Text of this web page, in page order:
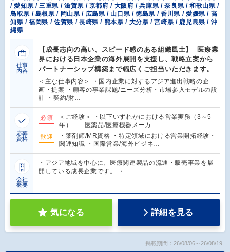
/ 愛知県 / 三重県 / 滋賀県 / 京都府 / 大阪府 / 兵庫県 / 奈良県 / 和歌山県 /
鳥取県 / 島根県 / 岡山県 / 広島県 / 山口県 / 徳島県 / 香川県 / 愛媛県 / 高
知県 / 福岡県 / 佐賀県 / 長崎県 / 熊本県 / 大分県 / 宮崎県 / 鹿児島県 / 沖
縄県
仕事
内容
【成長志向の高い、スピード感のある組織風土】 医療業
界における日本企業の海外展開を支援し、戦略立案から
パートナーシップ構築まで幅広くご担当いただきます。
＜主な仕事内容＞ ・国内企業に対するアジア進出戦略の企
画・提案 ・顧客の事業課題/ニーズ分析・市場参入モデルの設
計 ・契約/財…
応募
資格
必須
＜ご経験＞ ・以下いずれかにおける営業実務（3～5
年） - 医薬品/医療機器メーカ…
歓迎
・薬剤師/MR資格 ・特定領域における営業開拓経験・
関連知識 ・国際営業/海外ビジネ…
会社
概要
・アジア地域を中心に、医療関連製品の流通・販売事業を展
開している成長企業です。 ・…
気になる 詳細を見る
掲載期間：26/08/06～26/08/19